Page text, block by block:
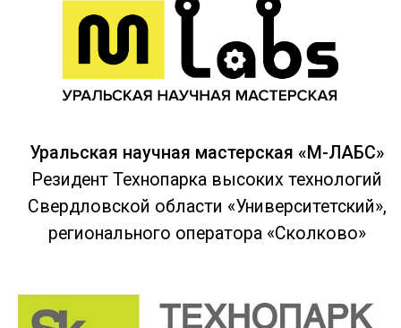
© М-ЛАБС 2017-2024.
Все права защищены
Главная
Курсы
Проекты
Новости
О нас
Наши эксперты
Документы
Летний лагерь